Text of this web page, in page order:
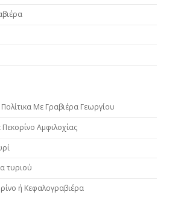
Με Γραβιέρα Γεωργίου
Αμφιλοχίας
τυριού
ή Κεφαλογραβιέρα